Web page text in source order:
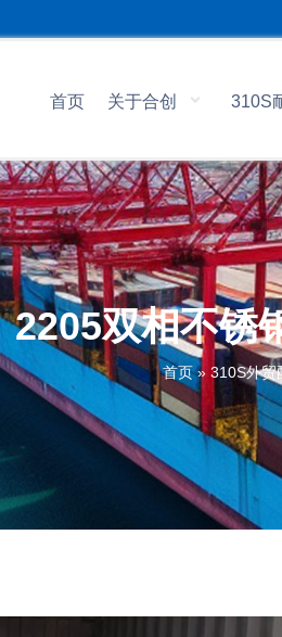
首页 关于合创 310S
2205双相不锈
首页» 310S外贸